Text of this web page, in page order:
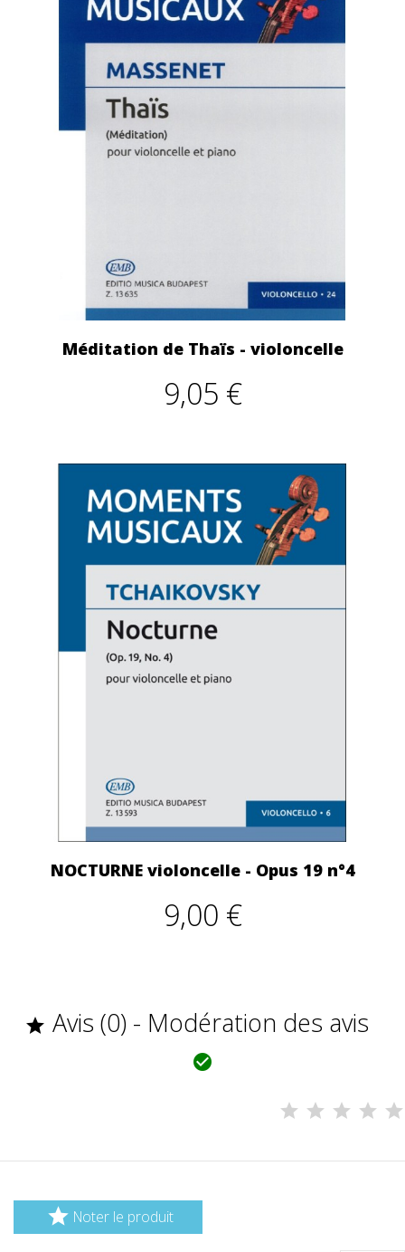
Méditation de Thaïs - violoncelle
9,05 €
NOCTURNE violoncelle - Opus 19 n°4
9,00 €
 Avis (0) - Modération des avis

 Noter le produit